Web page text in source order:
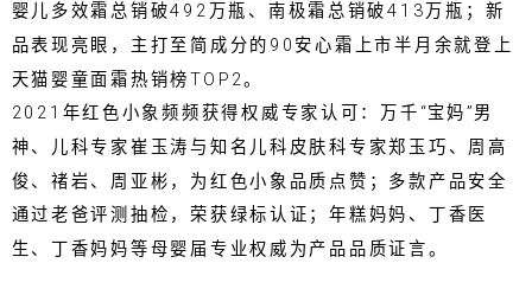
婴儿多效霜总销破492万瓶、南极霜总销破413万瓶；新
品表现亮眼，主打至简成分的90安心霜上市半月余就登上
天猫婴童面霜热销榜TOP2。
2021年红色小象频频获得权威专家认可：万千“宝妈”男
神、儿科专家崔玉涛与知名儿科皮肤科专家郑玉巧、周高
俊、禇岩、周亚彬，为红色小象品质点赞；多款产品安全
通过老爸评测抽检，荣获绿标认证；年糕妈妈、丁香医
生、丁香妈妈等母婴届专业权威为产品品质证言。